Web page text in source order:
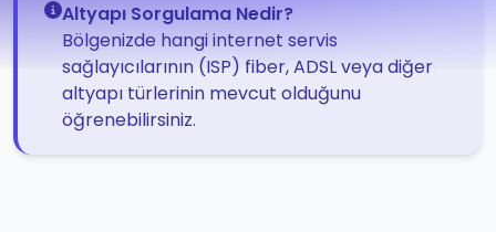
Altyapı Sorgulama Nedir?
Bölgenizde hangi internet servis
sağlayıcılarının (ISP) fiber, ADSL veya diğer
altyapı türlerinin mevcut olduğunu
öğrenebilirsiniz.